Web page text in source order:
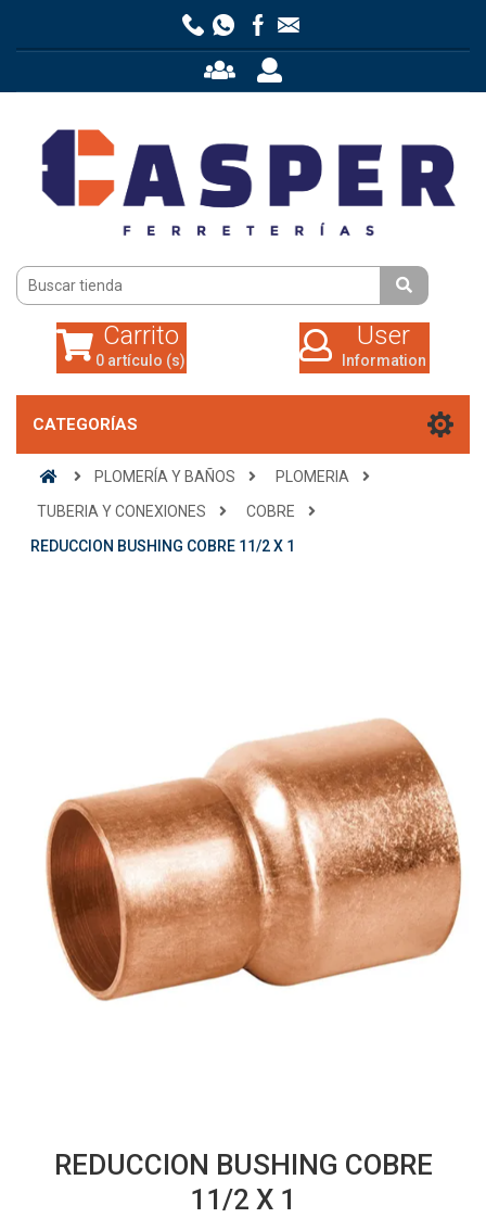
0 artículo (s)
Carrito
0 artículo (s)
User
Information
CATEGORÍAS
PLOMERÍA Y BAÑOS
PLOMERIA
TUBERIA Y CONEXIONES
COBRE
REDUCCION BUSHING COBRE 11/2 X 1
REDUCCION BUSHING COBRE
11/2 X 1